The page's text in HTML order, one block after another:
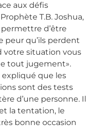
aux défis
T.B. Joshua,
d’être
peur qu’ils perdent
votre situation vous
tout jugement».
expliqué que les
sont des tests
d’une personne. Il
la tentation, le
bonne occasion